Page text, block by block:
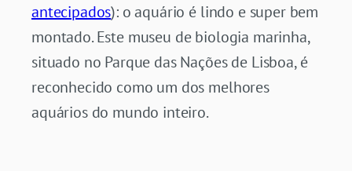
antecipados): o aquário é lindo e super bem
montado. Este museu de biologia marinha,
situado no Parque das Nações de Lisboa, é
reconhecido como um dos melhores
aquários do mundo inteiro.